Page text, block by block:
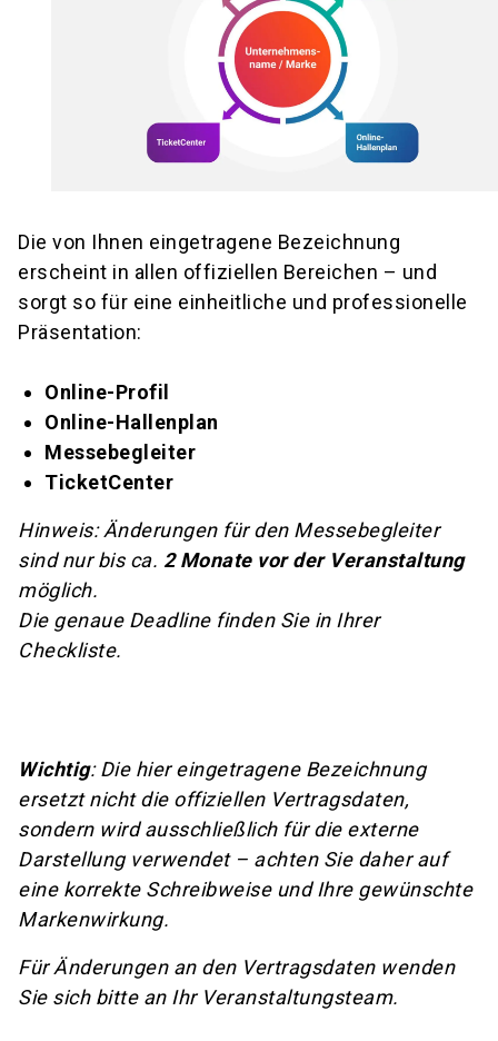
Die von Ihnen eingetragene Bezeichnung
erscheint in allen offiziellen Bereichen – und
sorgt so für eine einheitliche und professionelle
Präsentation:
Online-Profil
Online-Hallenplan
Messebegleiter
TicketCenter
Hinweis: Änderungen für den Messebegleiter
sind nur bis ca. 2 Monate vor der Veranstaltung
möglich.
Die genaue Deadline finden Sie in Ihrer
Checkliste.
Wichtig: Die hier eingetragene Bezeichnung
ersetzt nicht die offiziellen Vertragsdaten,
sondern wird ausschließlich für die externe
Darstellung verwendet – achten Sie daher auf
eine korrekte Schreibweise und Ihre gewünschte
Markenwirkung.
Für Änderungen an den Vertragsdaten wenden
Sie sich bitte an Ihr Veranstaltungsteam.